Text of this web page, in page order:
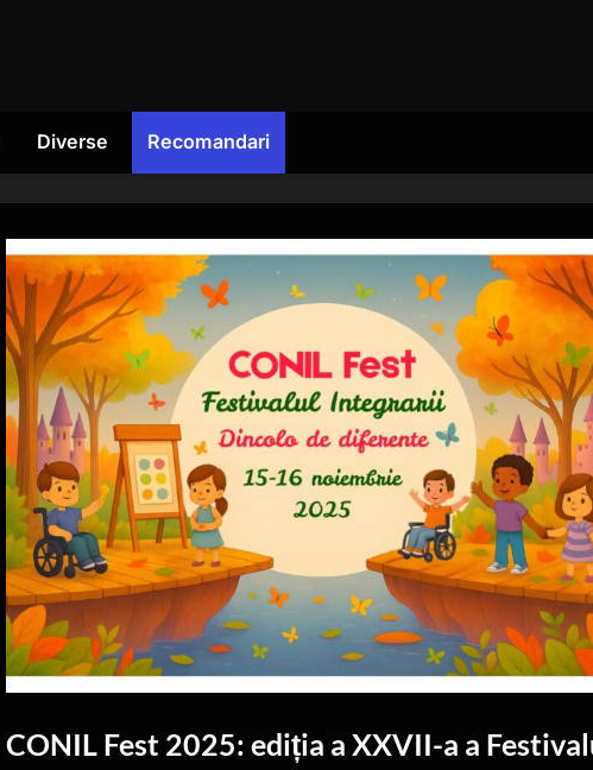
Diverse Recomandari
CONIL Fest 2025: ediția a XXVII-a a